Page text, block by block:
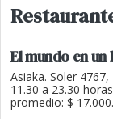
El mundo en un
Asiaka. Soler
11.30 a 23.30
promedio: $ 17.000.